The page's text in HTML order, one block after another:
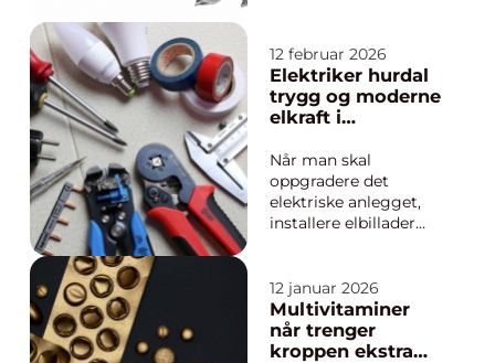
valget av sagblad
avgjørende for hvor
bra resultatet blir,
hvor raskt du jobber,
maskin og blad varer.
Mange op...
12 februar 2026
Elektriker hurdal
trygg og moderne
elkraft i
Når man skal
oppgradere det
elektriske anlegget,
installere elbillader
elektriker avgjørende
for både trygghet og
økonomi. I Hurdal vil
mange ha
12 januar 2026
Multivitaminer
når trenger
kroppen ekstra